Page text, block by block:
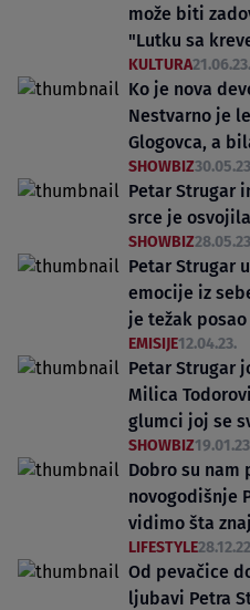
može biti
"Lutku sa
KULTURA21.06.23.
Ko je nova
Nestvarno je
Glogovca, a
SHOWBIZ
Petar Strugar
srce je
SHOWBIZ
Petar Strugar
emocije iz
je težak posao
EMISIJE12.04.23.
Petar Strugar
Milica
glumci joj se
SHOWBIZ
Dobro su
novogodišnje
vidimo šta
LIFESTYLE
Od pevačice
ljubavi Petra